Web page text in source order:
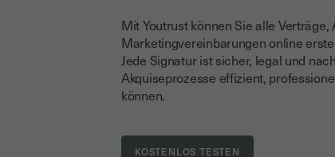
Mit Youtrust können Sie alle
Marketingvereinbarungen online
Jede Signatur ist sicher, legal und
Akquiseprozesse effizient,
können.